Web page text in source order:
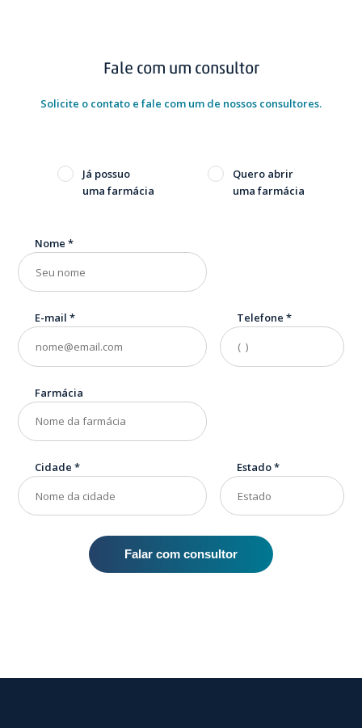
Fale com um consultor
Solicite o contato e fale com um de nossos consultores.
Já possuo
uma farmácia
Quero abrir
uma farmácia
Nome*
E-mail* Telefone*
Farmácia
Cidade* Estado*
Falar com consultor